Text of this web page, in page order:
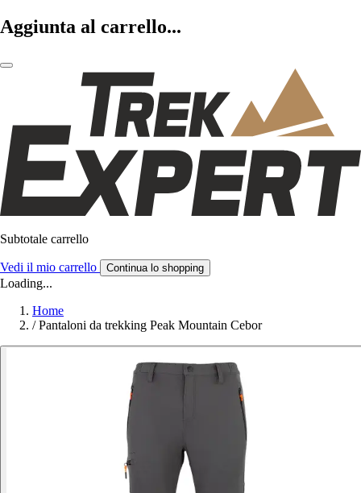
Aggiunta al carrello...
Subtotale carrello
Vedi il mio carrello Continua lo shopping
Loading...
Home
/ Pantaloni da trekking Peak Mountain Cebor